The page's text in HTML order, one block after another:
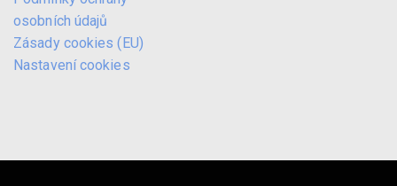
osobních údajů
Zásady cookies (EU)
Nastavení cookies